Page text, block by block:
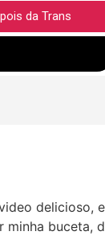
da Trans
delicioso,
buceta,